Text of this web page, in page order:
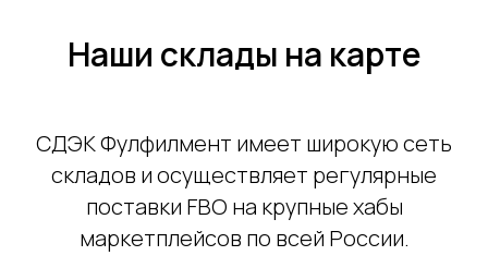
Наши склады на карте
СДЭК Фулфилмент имеет широкую сеть
складов и осуществляет регулярные
поставки FBO на крупные хабы
маркетплейсов по всей России.